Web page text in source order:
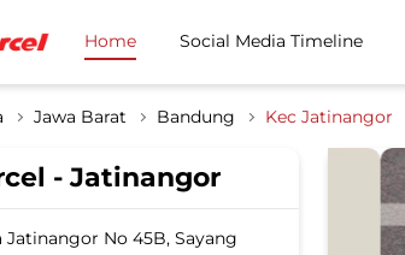
Home Social Media Timeline
Jawa Barat Bandung Kec Jatinangor
- Jatinangor
Jatinangor No 45B, Sayang